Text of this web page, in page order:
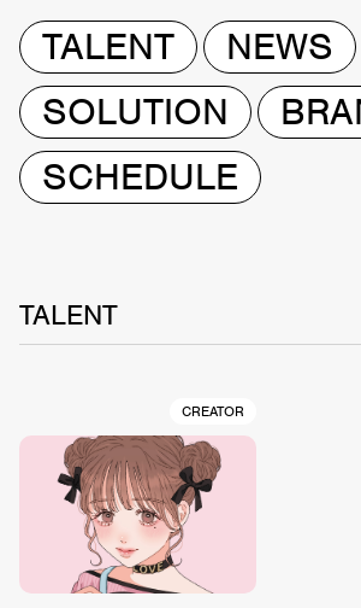
TALENT
NEWS
SOLUTION
SCHEDULE
TALENT
CREATOR